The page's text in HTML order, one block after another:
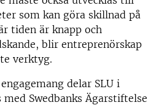
som kan göra skillnad på
tiden är knapp och
blir entreprenörskap
verktyg.
delar SLU i
Swedbanks Ägarstiftelse